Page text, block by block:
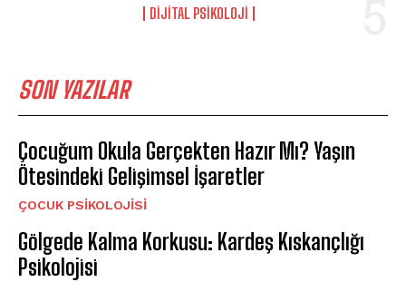
DIJITAL PSIKOLOJI
SON YAZILAR
Çocuğum Okula Gerçekten Hazır Mı? Yaşın
Ötesindeki Gelişimsel İşaretler
ÇOCUK PSIKOLOJISI
Gölgede Kalma Korkusu: Kardeş Kıskançlığı
Psikolojisi